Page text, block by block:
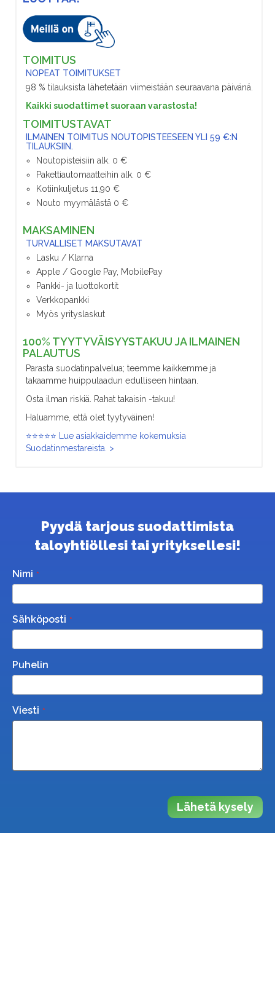
TOIMITUS
NOPEAT TOIMITUKSET
98 % tilauksista lähetetään viimeistään seuraavana päivänä.
Kaikki suodattimet suoraan varastosta!
TOIMITUSTAVAT
ILMAINEN TOIMITUS NOUTOPISTEESEEN YLI 59 €:N
TILAUKSIIN.
Noutopisteisiin alk. 0 €
Pakettiautomaatteihin alk. 0 €
Kotiinkuljetus 11,90 €
Nouto myymälästä 0 €
MAKSAMINEN
TURVALLISET MAKSUTAVAT
Lasku / Klarna
Apple / Google Pay, MobilePay
Pankki- ja luottokortit
Verkkopankki
Myös yrityslaskut
100% TYYTYVÄISYYSTAKUU JA ILMAINEN
PALAUTUS
Parasta suodatinpalvelua; teemme kaikkemme ja
takaamme huippulaadun edulliseen hintaan.
Osta ilman riskiä. Rahat takaisin -takuu!
Haluamme, että olet tyytyväinen!
⭐⭐⭐⭐⭐ Lue asiakkaidemme kokemuksia
Suodatinmestareista. >
Pyydä tarjous suodattimista
taloyhtiöllesi tai yrityksellesi!
Nimi
Sähköposti
Puhelin
Viesti
Lähetä kysely